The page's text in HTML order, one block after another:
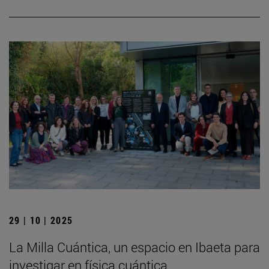
29 | 10 | 2025
La Milla Cuántica, un espacio en Ibaeta para
investigar en física cuántica